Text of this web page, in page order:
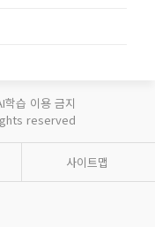
습 이용 금지
reserved
사이트맵